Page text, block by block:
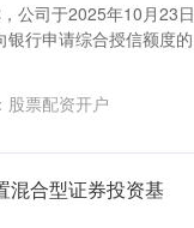
公司于2025年10月23日
行申请综合授信额度的
股票配资开户
混合型证券投资基